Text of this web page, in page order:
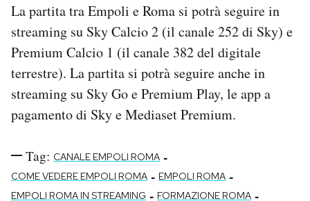
La partita tra Empoli e Roma si potrà seguire in
streaming su Sky Calcio 2 (il canale 252 di Sky) e
Premium Calcio 1 (il canale 382 del digitale
terrestre). La partita si potrà seguire anche in
streaming su Sky Go e Premium Play, le app a
pagamento di Sky e Mediaset Premium.
Tag: CANALE EMPOLI ROMA -
COME VEDERE EMPOLI ROMA - EMPOLI ROMA -
EMPOLI ROMA IN STREAMING - FORMAZIONE ROMA -